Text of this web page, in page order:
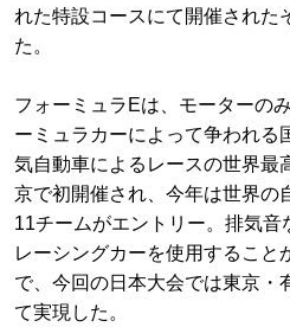
れた特設コースにて開催された
た。
フォーミュラEは、モーターの
ーミュラカーによって争われる
気自動車によるレースの世界最
京で初開催され、今年は世界の
11チームがエントリー。排気
レーシングカーを使用すること
で、今回の日本大会では東京・
て実現した。